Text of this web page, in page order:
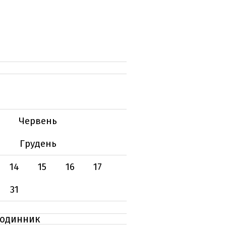
Червень
Грудень
14 15 16
17
31